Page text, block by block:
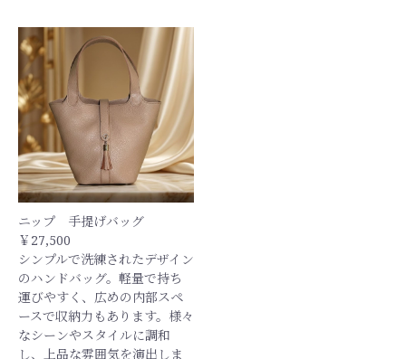
ニップ 手提げバッグ
￥27,500
シンプルで洗練されたデザイン
のハンドバッグ。軽量で持ち
運びやすく、広めの内部スペ
ースで収納力もあります。様々
なシーンやスタイルに調和
し、上品な雰囲気を演出しま